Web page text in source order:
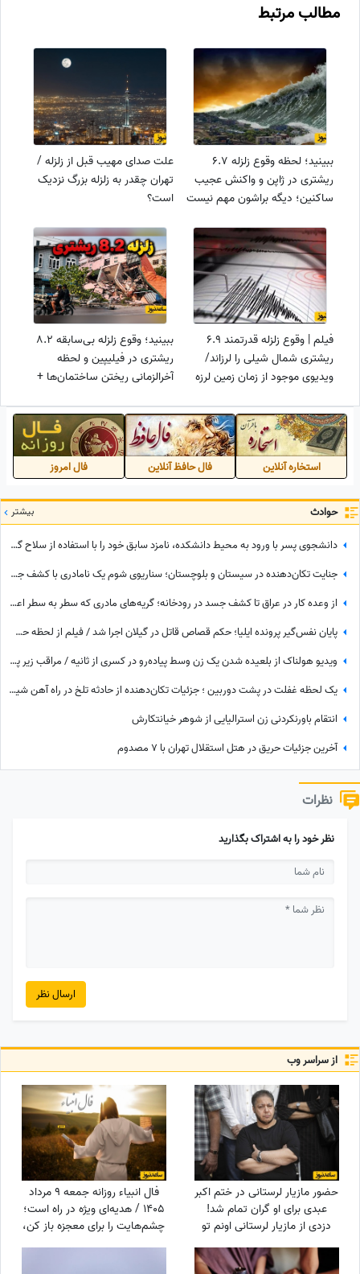
مطالب مرتبط
ببینید؛ لحظه وقوع زلزله 6.7
ریشتری در ژاپن و واکنش عجیب
ساکنین؛ دیگه براشون مهم نیست
علت صدای مهیب قبل از زلزله /
تهران چقدر به زلزله بزرگ نزدیک
است؟
فیلم | وقوع زلزله قدرتمند 6.9
ریشتری شمال شیلی را لرزاند/
ویدیوی موجود از زمان زمین لرزه
ببینید؛ وقوع زلزله بی‌سابقه 8.2
ریشتری در فیلیپین و لحظه
آخرالزمانی ریختن ساختمان‌ها +
استخاره آنلاین فال حافظ آنلاین فال امروز
حوادث بیشتر
دانشجوی پسر با ورود به محیط دانشکده، نامزد سابق خود را با استفاده از سلاح گرم مورد هدف قرار داد+ جزئیات
جنایت تکان‌دهنده در سیستان و بلوچستان؛ سناریوی شوم یک نامادری با کشف جسد کودک 4 ساله در عمق چاه
از وعده کار در عراق تا کشف جسد در رودخانه؛ گریه‌های مادری که سطر به سطر اعترافات قاتل پسرش را خواند + فیلم
پایان نفس‌گیر پرونده ایلیا؛ حکم قصاص قاتل در گیلان اجرا شد / فیلم از لحظه حضور مادر داغدیده ایلیا کوچولو و مردم جلوی زندان رشت در زمان اعدام قاتل
ویدیو هولناک از بلعیده شدن یک زن وسط پیاده‌رو در کسری از ثانیه / مراقب زیر پایتان باشید🚫
یک لحظه غفلت در پشت دوربین ؛ جزئیات تکان‌دهنده از حادثه تلخ در راه آهن شیرگاه + فیلم
انتقام باورنکردنی زن استرالیایی از شوهر خیانتکارش
آخرین جزئیات حریق در هتل استقلال تهران با 7 مصدوم
نظرات
نظر خود را به اشتراک بگذارید
ارسال نظر
از سراسر وب
حضور مازیار لرستانی در ختم اکبر
عبدی برای او گران تمام شد!
دزدی از مازیار لرستانی اونم تو
روز روشن!
فال انبیاء روزانه جمعه 9 مرداد
1405 / هدیه‌ای ویژه در راه است؛
چشم‌هایت را برای معجزه باز کن،
دنیا پیامی دارد که قلبت را